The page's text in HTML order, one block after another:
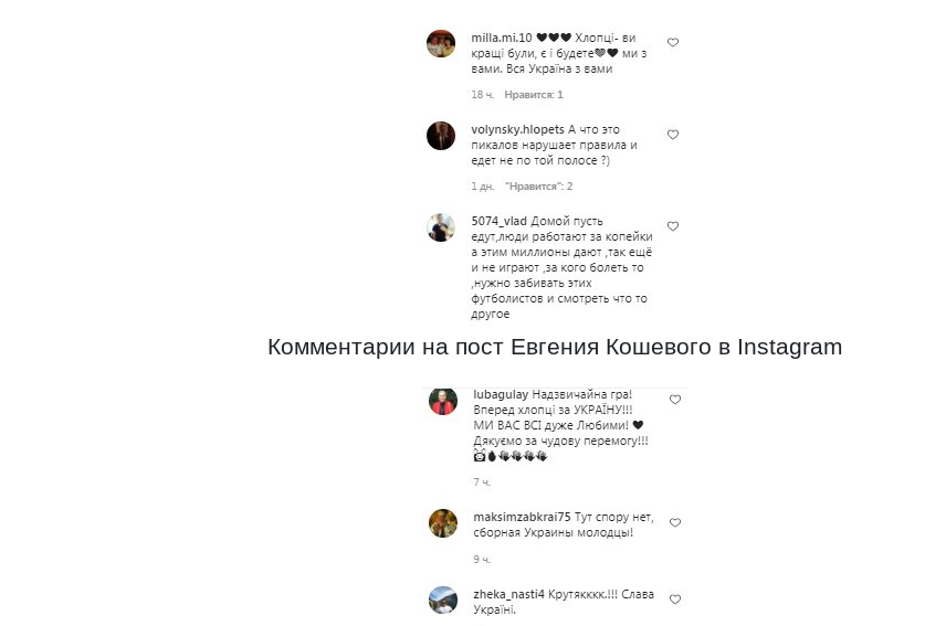
Комментарии на пост Евгения Кошевого в Instagram